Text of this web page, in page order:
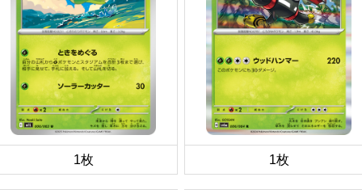
1枚 1枚